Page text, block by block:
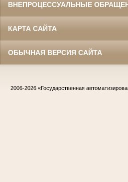
ВНЕПРОЦЕССУАЛЬНЫЕ
КАРТА САЙТА
ОБЫЧНАЯ ВЕРСИЯ САЙТА
2006-2026 «Государственная